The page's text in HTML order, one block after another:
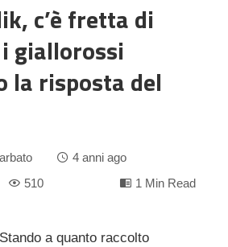
c’è fretta di
giallorossi
la risposta del
4 anni ago
510 1 Min Read
Stando a quanto raccolto